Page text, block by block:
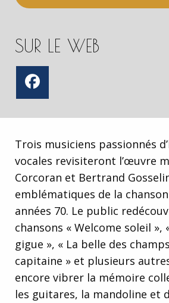
SUR LE WEB
Trois musiciens passionnés
vocales revisiteront l’œuvre
Corcoran et Bertrand
emblématiques de la
années 70. Le public
chansons « Welcome soleil »,
gigue », « La belle des
capitaine » et plusieurs
encore vibrer la mémoire
les guitares, la mandoline et